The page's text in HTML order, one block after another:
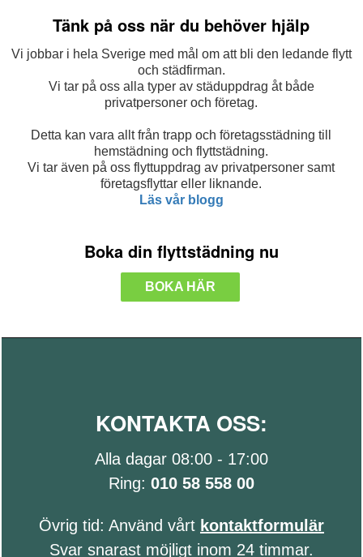
Tänk på oss när du behöver hjälp
Vi jobbar i hela Sverige med mål om att bli den ledande flytt
och städfirman.
Vi tar på oss alla typer av städuppdrag åt både
privatpersoner och företag.
Detta kan vara allt från trapp och företagsstädning till
hemstädning och flyttstädning.
Vi tar även på oss flyttuppdrag av privatpersoner samt
företagsflyttar eller liknande.
Läs vår blogg
Boka din flyttstädning nu
BOKA HÄR
KONTAKTA OSS:
Alla dagar 08:00 - 17:00
Ring: 010 58 558 00
Övrig tid: Använd vårt kontaktformulär
Svar snarast möjligt inom 24 timmar.